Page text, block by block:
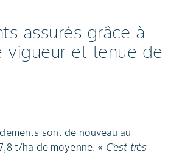
assurés grâce à
vigueur et tenue de
sont de nouveau au
t/ha de moyenne. « C’est très